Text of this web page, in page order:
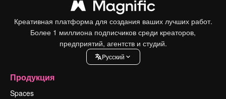
Креативная платформа для создания ваших лучших работ.
Более 1 миллиона подписчиков среди креаторов,
предприятий, агентств и студий.
Pусский
Продукция
Spaces